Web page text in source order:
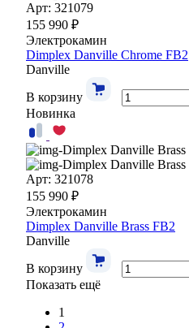
Арт: 321079
155 990 ₽
Электрокамин
Dimplex Danville Chrome FB2
Danville
В корзину
Новинка
Арт: 321078
155 990 ₽
Электрокамин
Dimplex Danville Brass FB2
Danville
В корзину
Показать ещё
1